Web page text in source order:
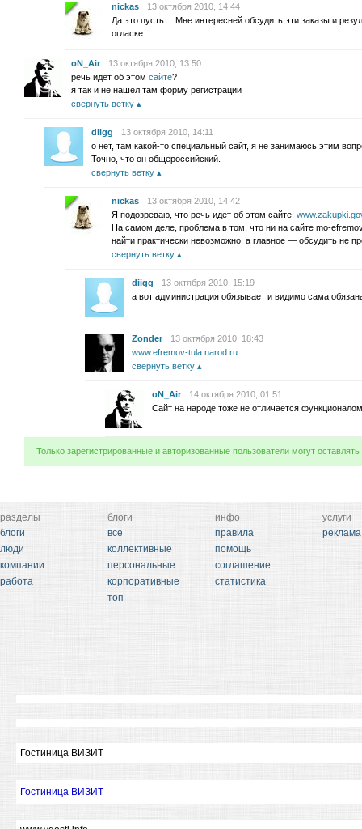
nickas
13 октября 2010, 14:44
Да это пусть… Мне интересней обсудить эти заказы и
огласке.
oN_Air
13 октября 2010, 13:50
речь идет об этом сайте?
я так и не нашел там форму регистрации
свернуть ветку
diigg
13 октября 2010, 14:11
о нет, там какой-то специальный сайт, я не занимаюсь этим
Точно, что он общероссийский.
свернуть ветку
nickas
13 октября 2010, 14:42
Я подозреваю, что речь идет об этом сайте:
На самом деле, проблема в том, что ни на сайте mo-
найти практически невозможно, а главное — обсудить не
свернуть ветку
diigg
13 октября 2010, 15:19
а вот администрация обязывает и видимо сама
Zonder
13 октября 2010, 18:43
www.efremov-tula.narod.ru
свернуть ветку
oN_Air
14 октября 2010, 01:51
Сайт на народе тоже не отличается функционалом
Только зарегистрированные и авторизованные пользователи могут
разделы
блоги
люди
компании
работа
блоги
все
коллективные
персональные
корпоративные
топ
инфо
правила
помощь
соглашение
статистика
услуги
реклама
Гостиница ВИЗИТ
Гостиница ВИЗИТ